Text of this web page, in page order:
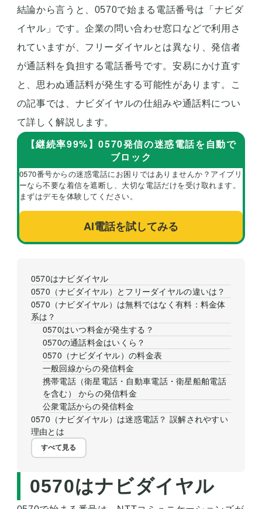
結論から言うと、0570で始まる電話番号は「ナビダ
イヤル」です。企業の問い合わせ窓口などで利用さ
れていますが、フリーダイヤルとは異なり、発信者
が通話料を負担する電話番号です。安易にかけ直す
と、思わぬ通話料が発生する可能性があります。こ
の記事では、ナビダイヤルの仕組みや通話料につい
て詳しく解説します。
【継続率99%】0570発信の迷惑電話を自動で
ブロック
0570番号からの迷惑電話にお困りではありませんか？アイブリ
ーなら不要な着信を遮断し、大切な電話だけを受け取れます。
まずはデモを体験してください。
AI電話を試してみる
0570はナビダイヤル
0570（ナビダイヤル）とフリーダイヤルの違いは？
0570（ナビダイヤル）は無料ではなく有料：料金体
系は？
0570はいつ料金が発生する？
0570の通話料金はいくら？
0570（ナビダイヤル）の料金表
一般回線からの発信料金
携帯電話（衛星電話・自動車電話・衛星船舶電話
を含む） からの発信料金
公衆電話からの発信料金
0570（ナビダイヤル）は迷惑電話？ 誤解されやすい
理由とは
すべて見る
0570はナビダイヤル